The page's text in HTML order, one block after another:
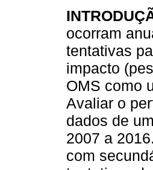
ocorram
tentativas
impacto
OMS como
Avaliar o
dados de
2007 a 2016.
com